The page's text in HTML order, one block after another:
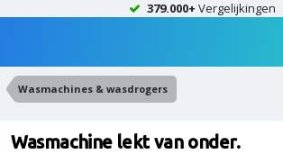
379.000+ Vergelijkingen
Wasmachines & wasdrogers
Wasmachine lekt van onder.